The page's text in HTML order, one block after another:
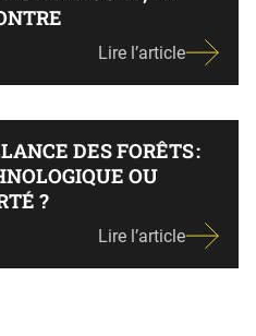
Lire l’article
DES FORÊTS :
OU
?
Lire l’article